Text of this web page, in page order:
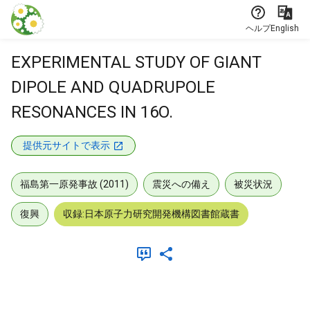
本文に飛ぶ
ヘルプEnglish
EXPERIMENTAL STUDY OF GIANT
DIPOLE AND QUADRUPOLE
RESONANCES IN 16O.
提供元サイトで表示
福島第一原発事故 (2011) 震災への備え 被災状況
復興 収録:日本原子力研究開発機構図書館蔵書